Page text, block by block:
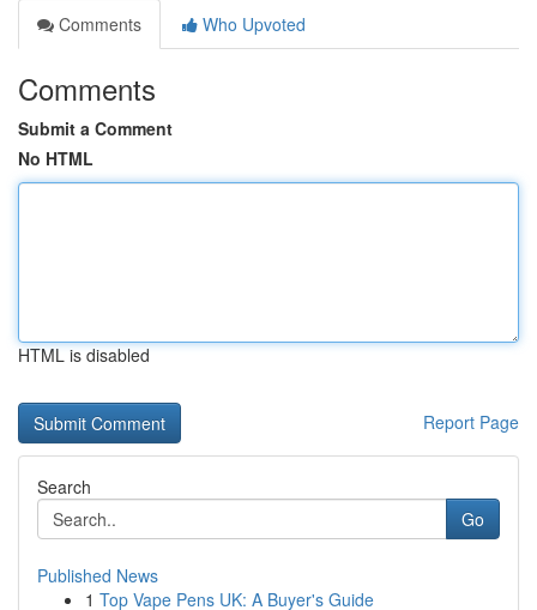
Comments
Who Upvoted
Comments
Submit a Comment
No HTML
HTML is disabled
Report Page
Search
Go
Published News
1 Top Vape Pens UK: A Buyer's Guide